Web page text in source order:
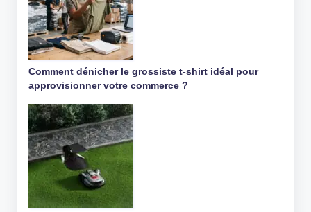
Comment dénicher le grossiste t-shirt idéal pour
approvisionner votre commerce ?